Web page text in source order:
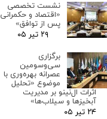
نشست تخصصی
«اقتصاد و حکمرانی
پس از توافق»
۲۹ تیر ۰۵
برگزاری
سی‌وسومین
عصرانه بهره‌وری با
موضوع «تحلیل
اثرات ال‌نینو بر مدیریت
آبخیزها و سیلاب‌ها»
۲۴ تیر ۰۵